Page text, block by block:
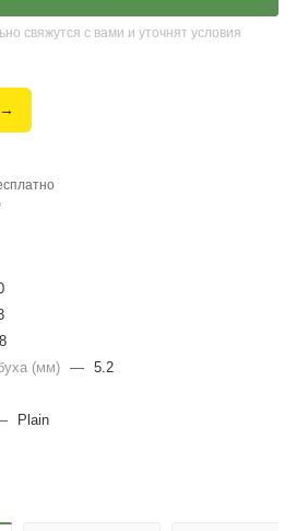
свяжутся с вами и уточнят условия
(мм) — 5.2
Plain